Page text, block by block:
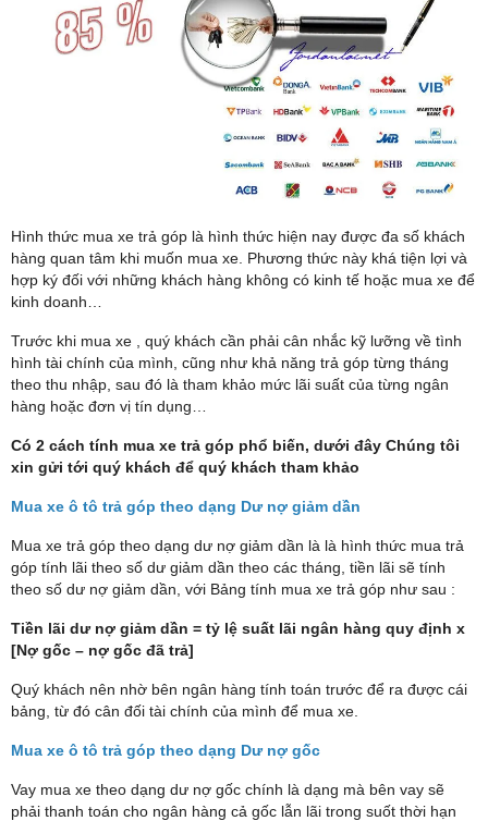
Hình thức mua xe trả góp là hình thức hiện nay được đa số khách
hàng quan tâm khi muốn mua xe. Phương thức này khá tiện lợi và
hợp ký đối với những khách hàng không có kinh tế hoặc mua xe để
kinh doanh…
Trước khi mua xe , quý khách cần phải cân nhắc kỹ lưỡng về tình
hình tài chính của mình, cũng như khả năng trả góp từng tháng
theo thu nhập, sau đó là tham khảo mức lãi suất của từng ngân
hàng hoặc đơn vị tín dụng…
Có 2 cách tính mua xe trả góp phổ biến, dưới đây Chúng tôi
xin gửi tới quý khách để quý khách tham khảo
Mua xe ô tô trả góp theo dạng Dư nợ giảm dần
Mua xe trả góp theo dạng dư nợ giảm dần là là hình thức mua trả
góp tính lãi theo số dư giảm dần theo các tháng, tiền lãi sẽ tính
theo số dư nợ giảm dần, với Bảng tính mua xe trả góp như sau :
Tiền lãi dư nợ giảm dần = tỷ lệ suất lãi ngân hàng quy định x
[Nợ gốc – nợ gốc đã trả]
Quý khách nên nhờ bên ngân hàng tính toán trước để ra được cái
bảng, từ đó cân đối tài chính của mình để mua xe.
Mua xe ô tô trả góp theo dạng Dư nợ gốc
Vay mua xe theo dạng dư nợ gốc chính là dạng mà bên vay sẽ
phải thanh toán cho ngân hàng cả gốc lẫn lãi trong suốt thời hạn